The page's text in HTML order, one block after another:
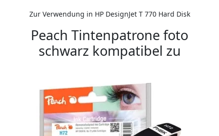
Zur Verwendung in HP DesignJet T 770 Hard Disk
Peach Tintenpatrone foto
schwarz kompatibel zu